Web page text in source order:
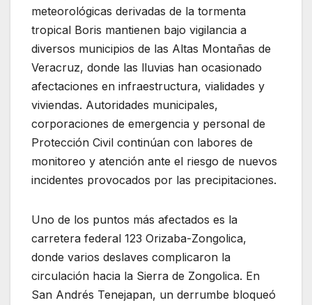
meteorológicas derivadas de la tormenta
tropical Boris mantienen bajo vigilancia a
diversos municipios de las Altas Montañas de
Veracruz, donde las lluvias han ocasionado
afectaciones en infraestructura, vialidades y
viviendas. Autoridades municipales,
corporaciones de emergencia y personal de
Protección Civil continúan con labores de
monitoreo y atención ante el riesgo de nuevos
incidentes provocados por las precipitaciones.
Uno de los puntos más afectados es la
carretera federal 123 Orizaba-Zongolica,
donde varios deslaves complicaron la
circulación hacia la Sierra de Zongolica. En
San Andrés Tenejapan, un derrumbe bloqueó